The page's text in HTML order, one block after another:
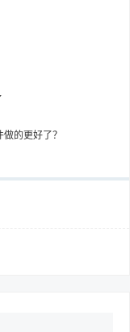
的更好了？